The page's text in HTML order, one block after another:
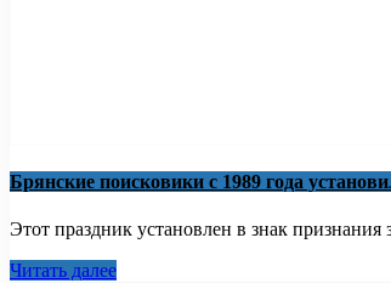
Брянские поисковики с 1989 года
Этот праздник установлен в знак
Читать далее